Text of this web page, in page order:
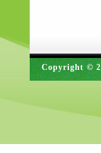
Copyright ©